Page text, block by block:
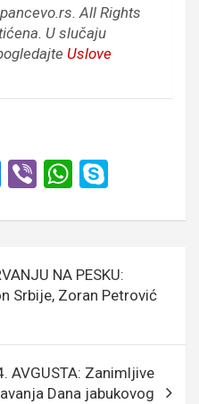
All Rights
U slučaju
Uslove
M
se
g
Vi
er
W
at
A
p
p
NA PESKU:
Srbije, Zoran Petrović
AVGUSTA: Zanimljive
Dana jabukovog